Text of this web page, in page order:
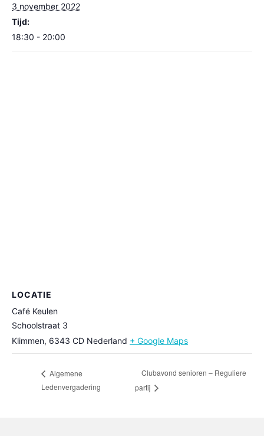
3 november 2022
Tijd:
18:30 - 20:00
LOCATIE
Café Keulen
Schoolstraat 3
Klimmen, 6343 CD Nederland + Google Maps
Algemene
Ledenvergadering
Clubavond senioren – Reguliere
partij